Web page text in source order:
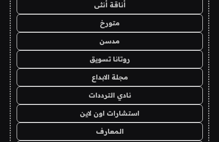
أناقة أنثى
متورخ
مدسن
روتانا تسويق
مجلة الابداع
نادي الترددات
استشارات اون لاين
المعارف